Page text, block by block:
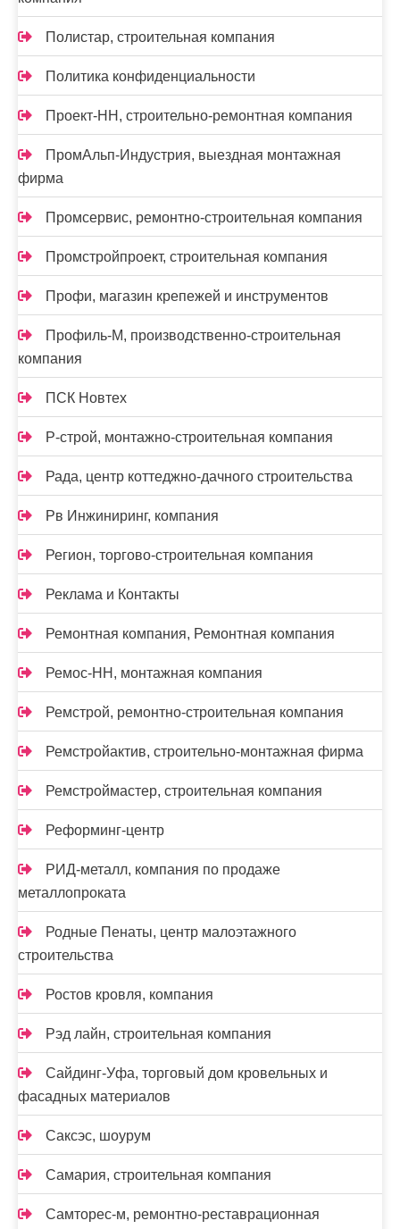
Полистар, строительная компания
Политика конфиденциальности
Проект-НН, строительно-ремонтная компания
ПромАльп-Индустрия, выездная монтажная
фирма
Промсервис, ремонтно-строительная компания
Промстройпроект, строительная компания
Профи, магазин крепежей и инструментов
Профиль-М, производственно-строительная
компания
ПСК Новтех
Р-строй, монтажно-строительная компания
Рада, центр коттеджно-дачного строительства
Рв Инжиниринг, компания
Регион, торгово-строительная компания
Реклама и Контакты
Ремонтная компания, Ремонтная компания
Ремос-НН, монтажная компания
Ремстрой, ремонтно-строительная компания
Ремстройактив, строительно-монтажная фирма
Ремстроймастер, строительная компания
Реформинг-центр
РИД-металл, компания по продаже
металлопроката
Родные Пенаты, центр малоэтажного
строительства
Ростов кровля, компания
Рэд лайн, строительная компания
Сайдинг-Уфа, торговый дом кровельных и
фасадных материалов
Саксэс, шоурум
Самария, строительная компания
Самторес-м, ремонтно-реставрационная